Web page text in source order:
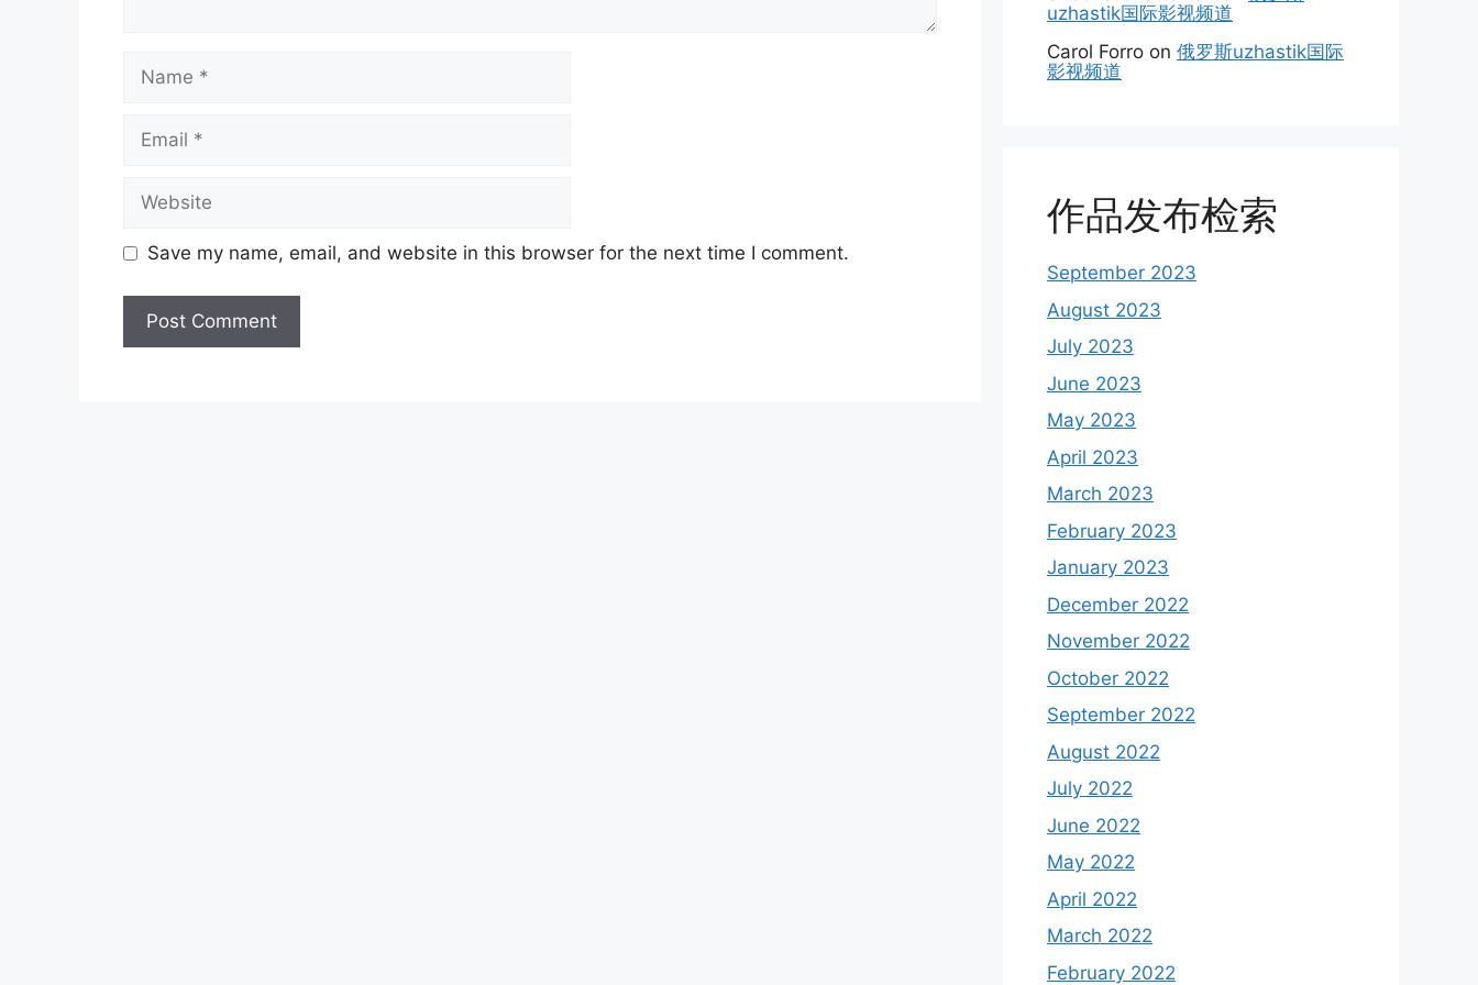
Name
Email
Website
Save my name, email, and website in this browser for the next time I comment.
uzhastik国际影视频道
Carol Forro on 俄罗斯uzhastik国际
影视频道
作品发布检索
September 2023
August 2023
July 2023
June 2023
May 2023
April 2023
March 2023
February 2023
January 2023
December 2022
November 2022
October 2022
September 2022
August 2022
July 2022
June 2022
May 2022
April 2022
March 2022
February 2022